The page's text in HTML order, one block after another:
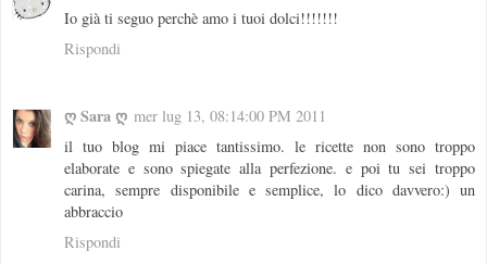
Io già ti seguo perchè amo i tuoi dolci!!!!!!!
Rispondi
ღ Sara ღ mer lug 13, 08:14:00 PM 2011
il tuo blog mi piace tantissimo. le ricette non sono troppo
elaborate e sono spiegate alla perfezione. e poi tu sei troppo
carina, sempre disponibile e semplice, lo dico davvero:) un
abbraccio
Rispondi